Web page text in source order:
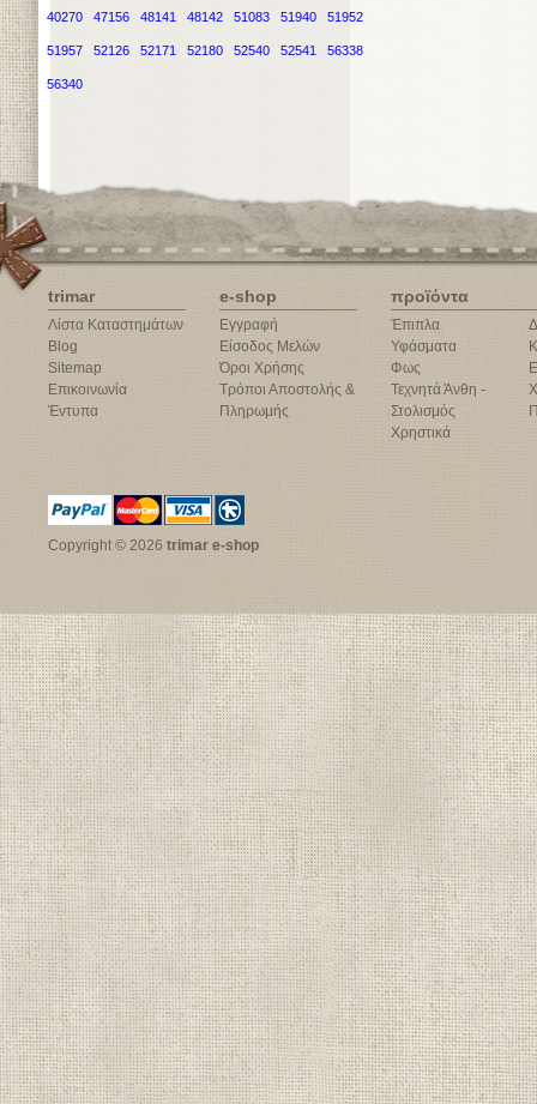
40270 47156 48141 48142 51083 51940 51952
51957 52126 52171 52180 52540 52541 56338
56340
trimar
Λίστα Καταστημάτων
Blog
Sitemap
Επικοινωνία
Έντυπα
e-shop
Εγγραφή
Είσοδος Μελών
Όροι Χρήσης
Τρόποι Αποστολής &
Πληρωμής
προϊόντα
Έπιπλα
Υφάσματα
Φως
Τεχνητά Άνθη -
Στολισμός
Χρηστικά
Copyright © 2026 trimar e-shop